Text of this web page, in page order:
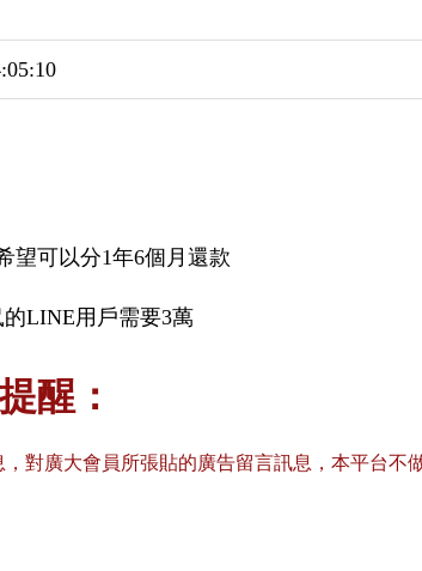
望可以分1年6個月還款
LINE用戶需要3萬
醒：
對廣大會員所張貼的廣告留言訊息，本平台不